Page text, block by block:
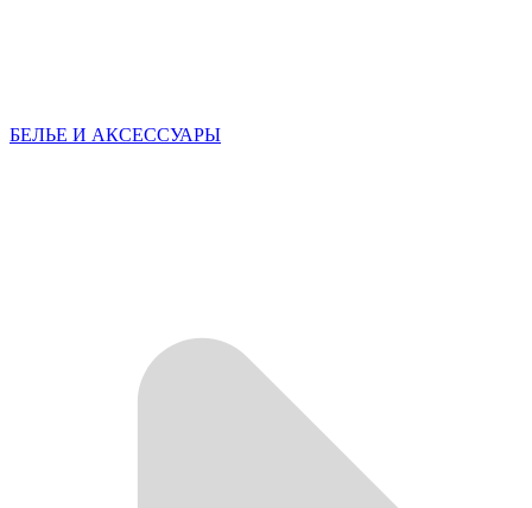
БЕЛЬЕ И АКСЕССУАРЫ